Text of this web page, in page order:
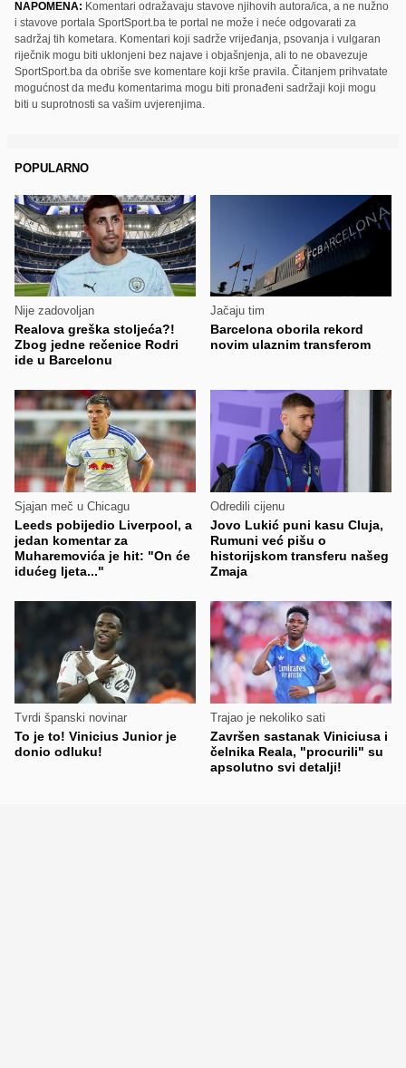
NAPOMENA: Komentari odražavaju stavove njihovih autora/ica, a ne nužno
i stavove portala SportSport.ba te portal ne može i neće odgovarati za
sadržaj tih kometara. Komentari koji sadrže vrijeđanja, psovanja i vulgaran
riječnik mogu biti uklonjeni bez najave i objašnjenja, ali to ne obavezuje
SportSport.ba da obriše sve komentare koji krše pravila. Čitanjem prihvatate
mogućnost da među komentarima mogu biti pronađeni sadržaji koji mogu
biti u suprotnosti sa vašim uvjerenjima.
POPULARNO
Nije zadovoljan
Realova greška stoljeća?!
Zbog jedne rečenice Rodri
ide u Barcelonu
Jačaju tim
Barcelona oborila rekord
novim ulaznim transferom
Sjajan meč u Chicagu
Leeds pobijedio Liverpool, a
jedan komentar za
Muharemovića je hit: "On će
idućeg ljeta..."
Odredili cijenu
Jovo Lukić puni kasu Cluja,
Rumuni već pišu o
historijskom transferu našeg
Zmaja
Tvrdi španski novinar
To je to! Vinicius Junior je
donio odluku!
Trajao je nekoliko sati
Završen sastanak Viniciusa i
čelnika Reala, "procurili" su
apsolutno svi detalji!